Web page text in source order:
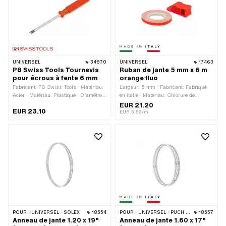
trous de rayons: 36 pcs
UNIVERSEL 34870
PB Swiss Tools Tournevis
pour écrous à fente 6 mm
Fabricant: PB Swiss Tools · Matériau:
Acier · Matériau: Plastique · Diamètre:
3.7 mm · Longueur totale: 185 mm ·
EUR 23.10
UNIVERSEL 17463
Ruban de jante 5 mm x 6 m
orange fluo
Largeur: 5 mm · Fabricant: Fabriqué
en Italie · Matériau: Chlorure de
polyvinyle (PVC) · Lieu d'utilisation:
Roue · Couleur: orange fluo · Longueur
EUR 21.20
EUR 3.53/m
POUR : UNIVERSEL · SOLEX 18554
Anneau de jante 1.20 x 19"
POUR : UNIVERSEL · PUCH · SACHS · ZÜNDAPP BELMONDO 18557
Anneau de jante 1.60 x 17"